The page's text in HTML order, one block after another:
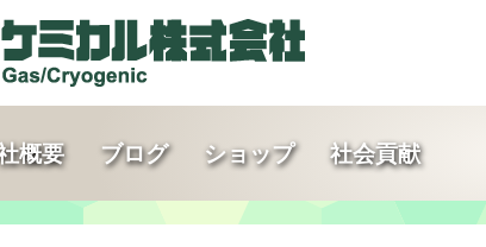
概要 ブログ ショップ 社会貢献